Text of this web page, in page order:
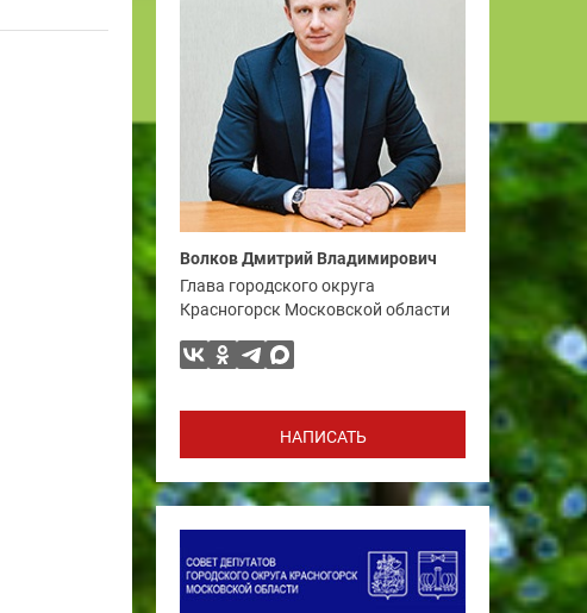
Волков Дмитрий Владимирович
Глава городского округа
Красногорск Московской области
НАПИСАТЬ